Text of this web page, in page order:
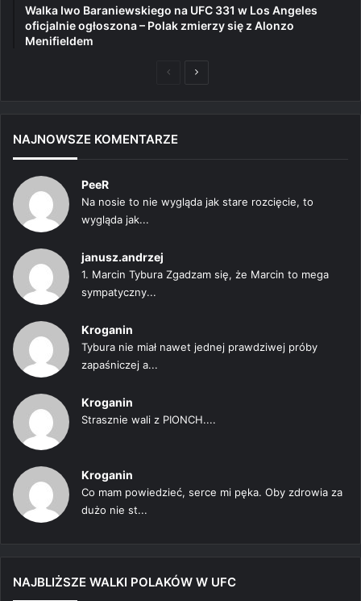
Walka Iwo Baraniewskiego na UFC 331 w Los Angeles
oficjalnie ogłoszona – Polak zmierzy się z Alonzo
Menifieldem
PoprzedniaNastępna
NAJNOWSZE KOMENTARZE
PeeR
Na nosie to nie wygląda jak stare rozcięcie, to
wygląda jak...
janusz.andrzej
1. Marcin Tybura Zgadzam się, że Marcin to mega
sympatyczny...
Kroganin
Tybura nie miał nawet jednej prawdziwej próby
zapaśniczej a...
Kroganin
Strasznie wali z PIONCH....
Kroganin
Co mam powiedzieć, serce mi pęka. Oby zdrowia za
dużo nie st...
NAJBLIŻSZE WALKI POLAKÓW W UFC